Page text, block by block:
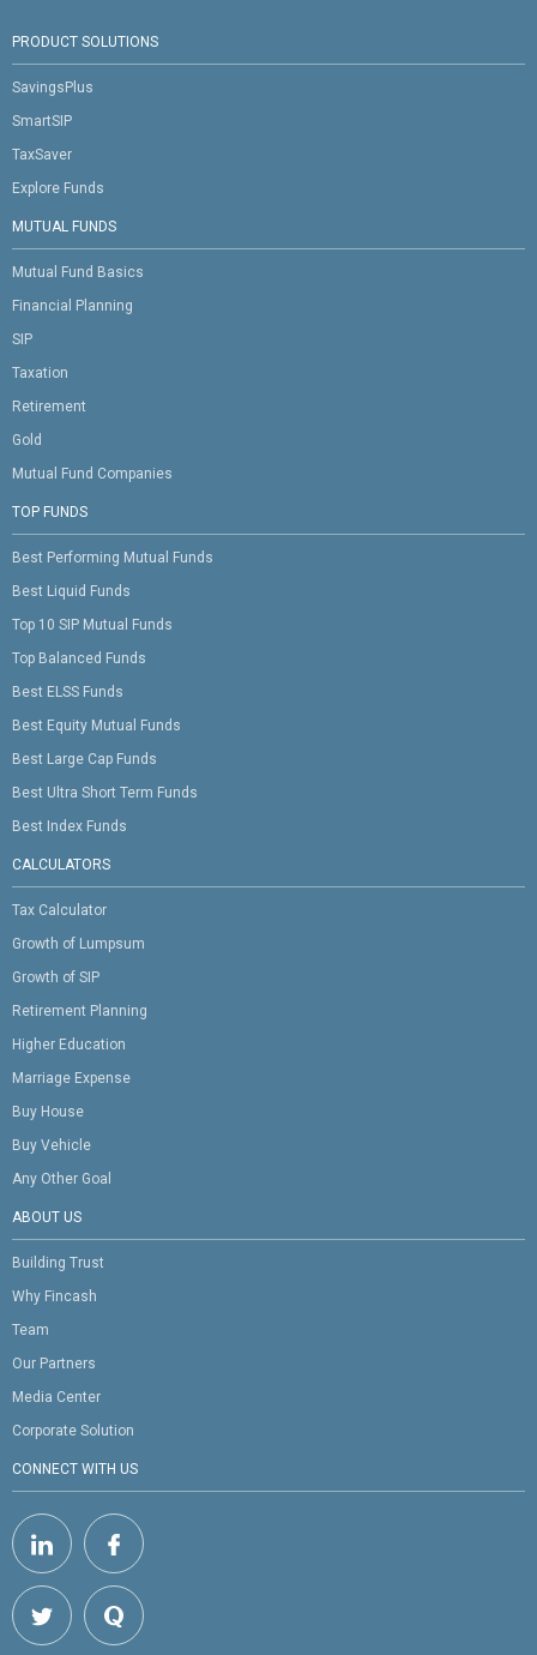
PRODUCT SOLUTIONS
SavingsPlus
SmartSIP
TaxSaver
Explore Funds
MUTUAL FUNDS
Mutual Fund Basics
Financial Planning
SIP
Taxation
Retirement
Gold
Mutual Fund Companies
TOP FUNDS
Best Performing Mutual Funds
Best Liquid Funds
Top 10 SIP Mutual Funds
Top Balanced Funds
Best ELSS Funds
Best Equity Mutual Funds
Best Large Cap Funds
Best Ultra Short Term Funds
Best Index Funds
CALCULATORS
Tax Calculator
Growth of Lumpsum
Growth of SIP
Retirement Planning
Higher Education
Marriage Expense
Buy House
Buy Vehicle
Any Other Goal
ABOUT US
Building Trust
Why Fincash
Team
Our Partners
Media Center
Corporate Solution
CONNECT WITH US